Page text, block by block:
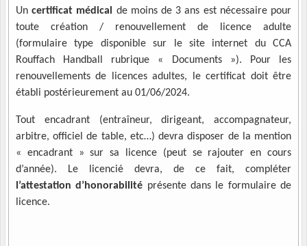
Uncertificat médical
de moins de 3 ans est nécessaire pour
toute création / renouvellement de licence adulte
(formulaire type disponible sur le site internet du CCA
Rouffach Handball rubrique « Documents »). Pour les
renouvellements de licences adultes, le certificat doit être
établi postérieurement au 01/06/2024.
Tout encadrant (entraîneur, dirigeant, accompagnateur,
arbitre, officiel de table, etc…) devra disposer de la mention
« encadrant » sur sa licence (peut se rajouter en cours
d’année). Le licencié devra, de ce fait, compléter
l’attestation d’honorabilité présente dans le formulaire de
licence.